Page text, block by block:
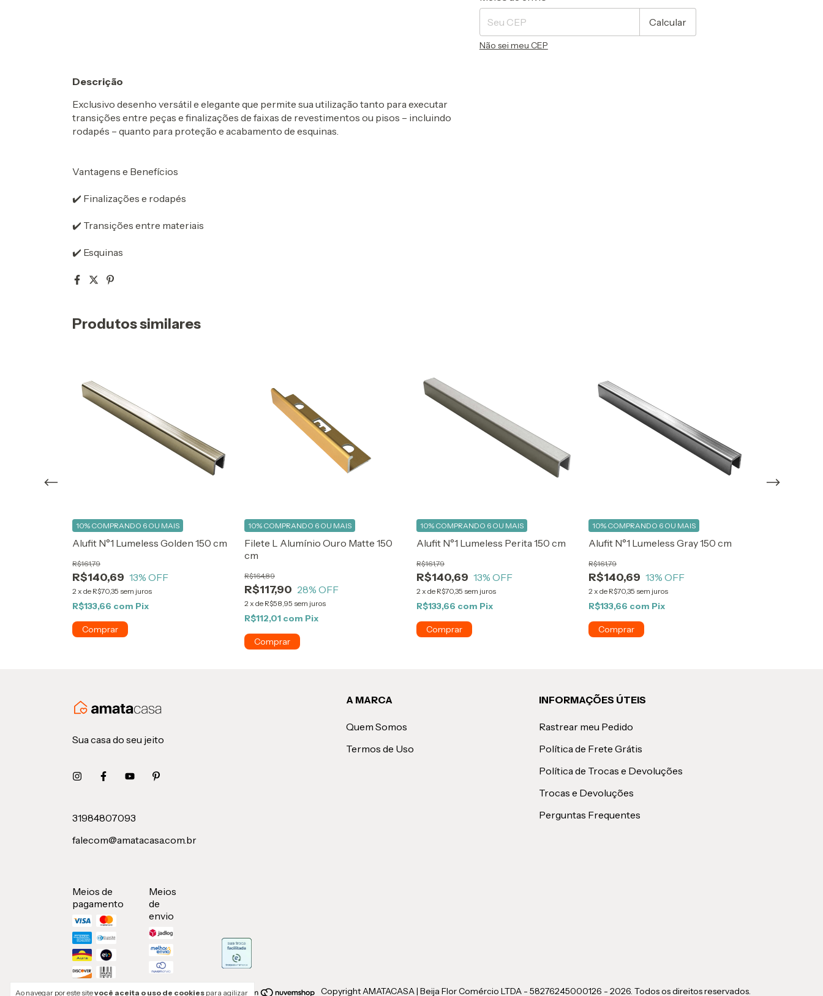
Ao navegar por este sitevocê aceita o uso de cookies para agilizar
Calcular
Não sei meu CEP
Descrição
Exclusivo desenho versátil e elegante que permite sua utilização tanto para executar
transições entre peças e finalizações de faixas de revestimentos ou pisos – incluindo
rodapés – quanto para proteção e acabamento de esquinas.
Vantagens e Benefícios
✔️ Finalizações e rodapés
✔️ Transições entre materiais
✔️ Esquinas
Produtos similares
Alufit N°1 Lumeless Golden 150 cm
R$140,69
R$161,79
13% OFF
2 x de R$70,35 sem juros
10% COMPRANDO 6 OU MAIS
R$133,66 com Pix
Filete L Alumínio Ouro Matte 150
cm
R$117,90
R$164,89
28% OFF
2 x de R$58,95 sem juros
10% COMPRANDO 6 OU MAIS
R$112,01 com Pix
Alufit N°1 Lumeless Perita 150 cm
R$140,69
R$161,79
13% OFF
2 x de R$70,35 sem juros
10% COMPRANDO 6 OU MAIS
R$133,66 com Pix
Alufit N°1 Lumeless Gray 150 cm
R$140,69
R$161,79
13% OFF
2 x de R$70,35 sem juros
10% COMPRANDO 6 OU MAIS
R$133,66 com Pix
Sua casa do seu jeito
31984807093
falecom@amatacasa.com.br
A MARCA
Quem Somos
Termos de Uso
INFORMAÇÕES ÚTEIS
Rastrear meu Pedido
Política de Frete Grátis
Política de Trocas e Devoluções
Trocas e Devoluções
Perguntas Frequentes
Meios de
pagamento
Meios
de
envio
Copyright AMATACASA | Beija Flor Comércio LTDA - 58276245000126 - 2026. Todos os direitos reservados.